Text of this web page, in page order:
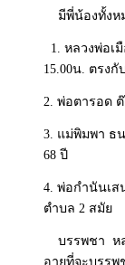
มีพี่น้องทั้งห
1. หลวงพ่อเ
15.00น. ตรง
2. พ่อตารอด
3. แม่พิมพา ธ
68 ปี
4. พ่อกำนันเ
ตำบล 2 สมัย
บรรพชา หล
อายุที่จะบรร